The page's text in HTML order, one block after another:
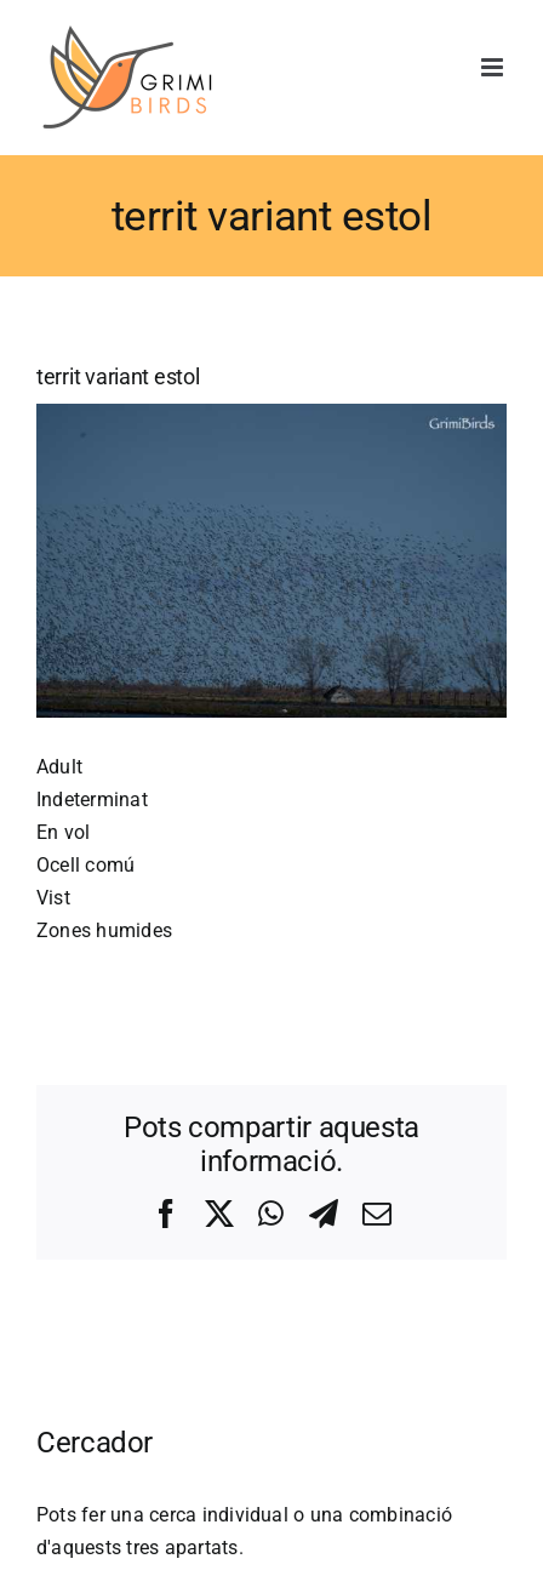
contenido
territ variant estol
territ variant estol
Adult
Indeterminat
En vol
Ocell comú
Vist
Zones humides
Pots compartir aquesta
informació.
FacebookWhatsApp
Telegram
Correo
Cercador
Pots fer una cerca individual o una combinació
d'aquests tres apartats.